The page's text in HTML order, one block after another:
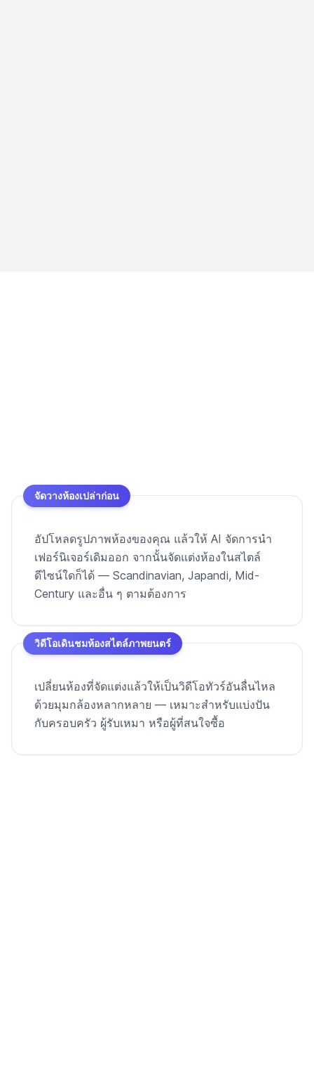
จัดวางห้องเปล่าก่อน
อัปโหลดรูปภาพห้องของคุณ แล้วให้ AI จัดการนำ
เฟอร์นิเจอร์เดิมออก จากนั้นจัดแต่งห้องในสไตล์
ดีไซน์ใดก็ได้ — Scandinavian, Japandi, Mid-
Century และอื่น ๆ ตามต้องการ
วิดีโอเดินชมห้องสไตล์ภาพยนตร์
เปลี่ยนห้องที่จัดแต่งแล้วให้เป็นวิดีโอทัวร์อันลื่นไหล
ด้วยมุมกล้องหลากหลาย — เหมาะสำหรับแบ่งปัน
กับครอบครัว ผู้รับเหมา หรือผู้ที่สนใจซื้อ